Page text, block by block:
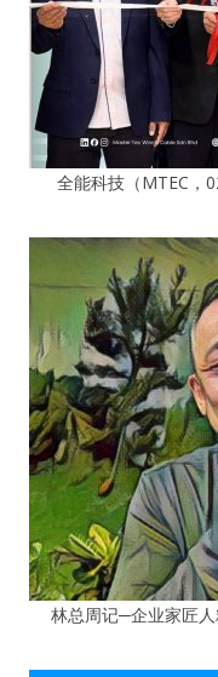
全能科技（MTEC，
林总周记─企业家匠